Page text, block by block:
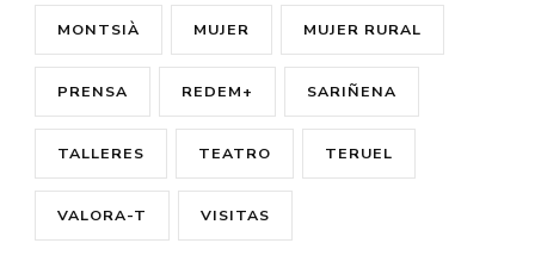
MONTSIÀ MUJER MUJER RURAL
PRENSA REDEM+ SARIÑENA
TALLERES TEATRO TERUEL
VALORA-T VISITAS